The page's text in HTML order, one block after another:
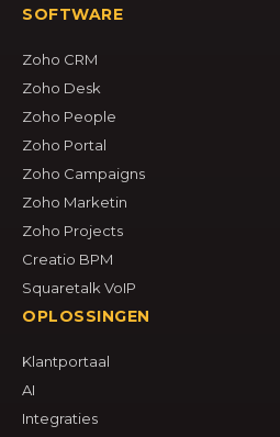
SOFTWARE
Zoho CRM
Zoho Desk
Zoho People
Zoho Portal
Zoho Campaigns
Zoho Marketin
Zoho Projects
Creatio BPM
Squaretalk VoIP
OPLOSSINGEN
Klantportaal
AI
Integraties